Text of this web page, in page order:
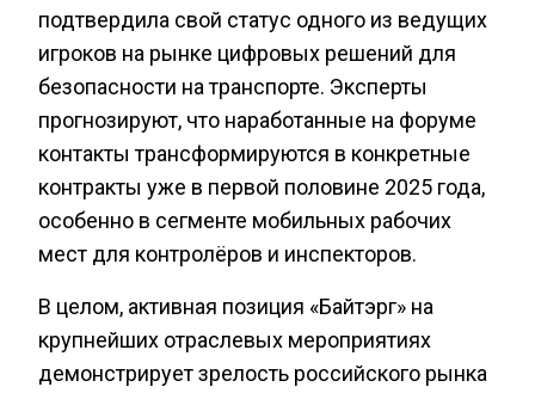
подтвердила свой статус одного из ведущих
игроков на рынке цифровых решений для
безопасности на транспорте. Эксперты
прогнозируют, что наработанные на форуме
контакты трансформируются в конкретные
контракты уже в первой половине 2025 года,
особенно в сегменте мобильных рабочих
мест для контролёров и инспекторов.
В целом, активная позиция «Байтэрг» на
крупнейших отраслевых мероприятиях
демонстрирует зрелость российского рынка